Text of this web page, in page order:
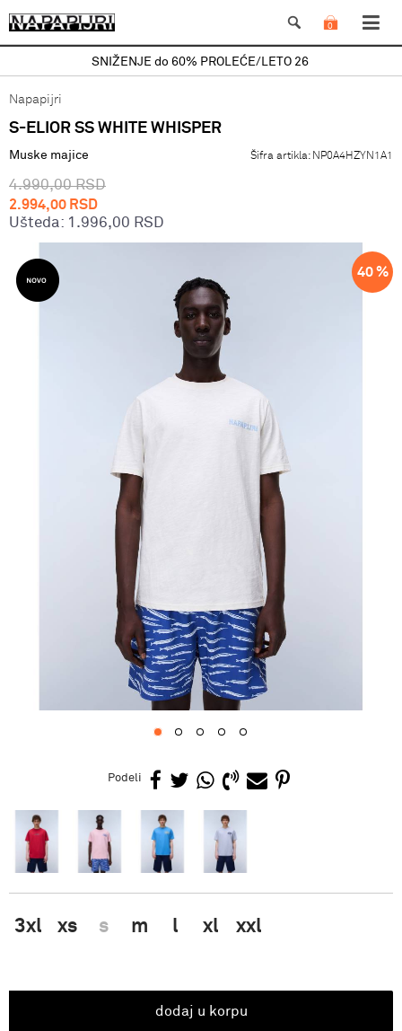
0
SNIŽENJE do 60% PROLEĆE/LETO 26
Napapijri
S-ELIOR SS WHITE WHISPER
Muske majice Šifra artikla: NP0A4HZYN1A1
4.990,00 RSD
2.994,00 RSD
Ušteda: 1.996,00 RSD
40 %
Podeli
3xl xs s m l xl xxl
dodaj u korpu